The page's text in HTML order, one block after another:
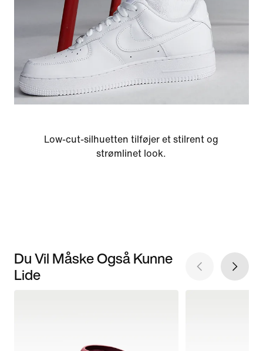
Low-cut-silhuetten tilføjer et stilrent og
strømlinet look.
Du Vil Måske Også Kunne
Lide